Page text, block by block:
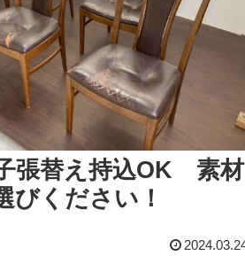
張替え持込OK 素材
びください！